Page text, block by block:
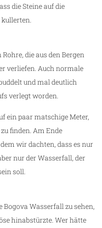
die Steine auf die
die aus den Bergen
verliefen. Auch normale
und mal deutlich
verlegt worden.
ein paar matschige Meter,
finden. Am Ende
wir dachten, dass es nur
nur der Wasserfall, der
soll.
Wasserfall zu sehen,
hinabstürzte. Wer hätte